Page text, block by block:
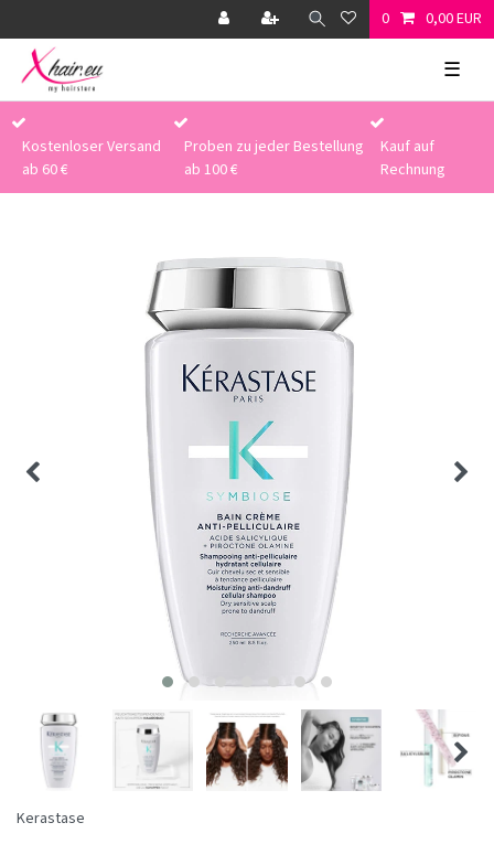
0 0,00 EUR
☰
Kostenloser Versand
ab 60 €
Proben zu jeder Bestellung
ab 100 €
Kauf auf
Rechnung
Kerastase